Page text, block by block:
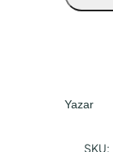
:
0
:
0
Yazar
SKU: